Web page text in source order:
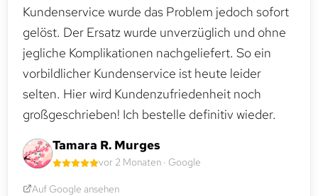
Kundenservice wurde das Problem jedoch sofort
gelöst. Der Ersatz wurde unverzüglich und ohne
jegliche Komplikationen nachgeliefert. So ein
vorbildlicher Kundenservice ist heute leider
selten. Hier wird Kundenzufriedenheit noch
großgeschrieben! Ich bestelle definitiv wieder.
Tamara R. Murges
vor 2 Monaten · Google
Auf Google ansehen